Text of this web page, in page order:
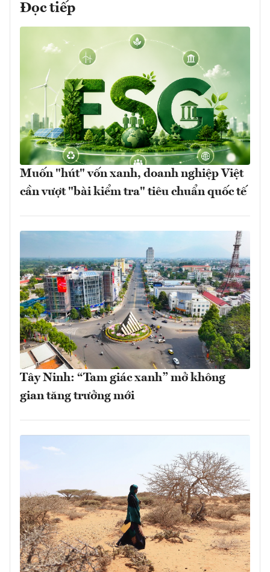
Đọc tiếp
Muốn "hút" vốn xanh, doanh nghiệp Việt
cần vượt "bài kiểm tra" tiêu chuẩn quốc tế
Tây Ninh: “Tam giác xanh” mở không
gian tăng trưởng mới